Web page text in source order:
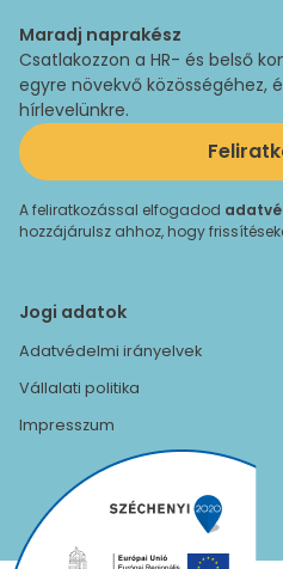
Jogi adatok
Adatvédelmi irányelvek
Vállalati politika
Impresszum
Maradj naprakész
Csatlakozzon a HR- és belső
egyre növekvő közösségéhez,
hírlevelünkre.
A feliratkozással elfogadod
hozzájárulsz ahhoz, hogy